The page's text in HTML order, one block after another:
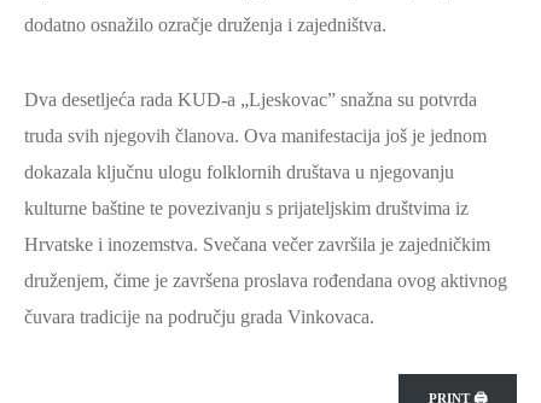
dodatno osnažilo ozračje druženja i zajedništva.
Dva desetljeća rada KUD-a „Ljeskovac” snažna su potvrda
truda svih njegovih članova. Ova manifestacija još je jednom
dokazala ključnu ulogu folklornih društava u njegovanju
kulturne baštine te povezivanju s prijateljskim društvima iz
Hrvatske i inozemstva. Svečana večer završila je zajedničkim
druženjem, čime je završena proslava rođendana ovog aktivnog
čuvara tradicije na području grada Vinkovaca.
PRINT 🖨